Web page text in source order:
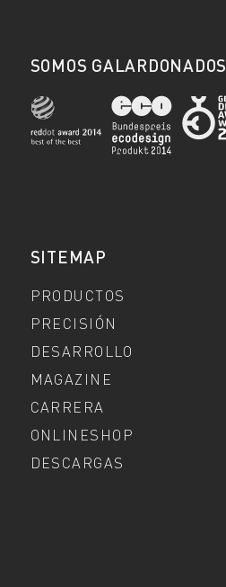
SOMOS GALARDONADOS
SITEMAP
PRODUCTOS
PRECISIÓN
DESARROLLO
MAGAZINE
CARRERA
ONLINESHOP
DESCARGAS